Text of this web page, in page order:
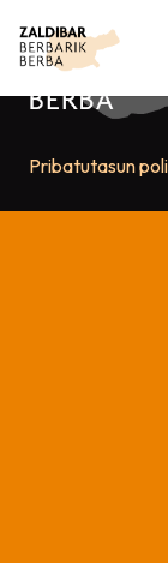
Pribatutasun